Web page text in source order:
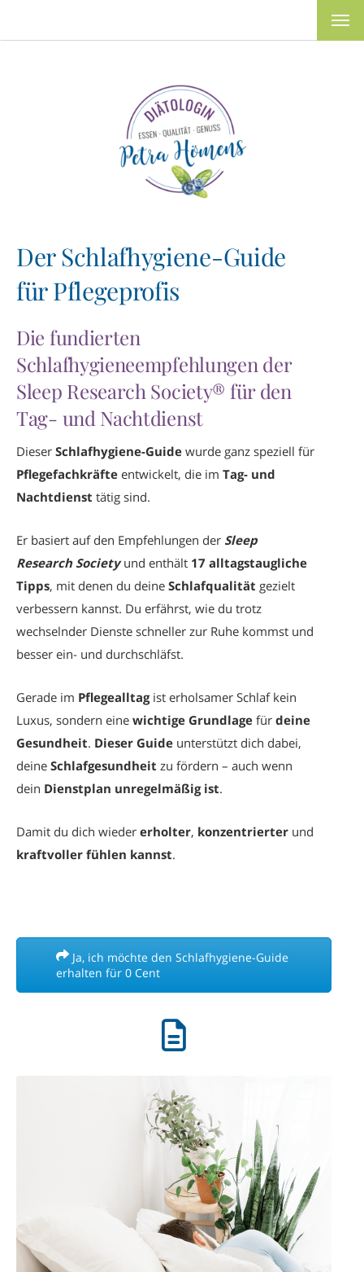
Der Schlafhygiene-Guide
für Pflegeprofis
Die fundierten
Schlafhygieneempfehlungen der
Sleep Research Society® für den
Tag- und Nachtdienst
Dieser Schlafhygiene-Guide wurde ganz speziell für
Pflegefachkräfte entwickelt, die im Tag- und
Nachtdienst tätig sind.
Er basiert auf den Empfehlungen der Sleep
Research Societyund enthält 17 alltagstaugliche
Tipps, mit denen du deine Schlafqualität gezielt
verbessern kannst. Du erfährst, wie du trotz
wechselnder Dienste schneller zur Ruhe kommst und
besser ein- und durchschläfst.
Gerade im Pflegealltagist erholsamer Schlaf kein
Luxus, sondern eine wichtige Grundlage für deine
Gesundheit. Dieser Guide unterstützt dich dabei,
deine Schlafgesundheit zu fördern – auch wenn
dein Dienstplan unregelmäßig ist.
Damit du dich wieder erholter, konzentrierter und
kraftvoller fühlen kannst.
Ja, ich möchte den Schlafhygiene-Guide
erhalten für 0 Cent